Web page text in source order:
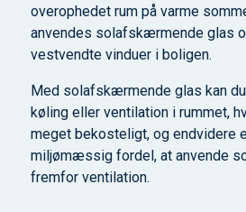
overophedet rum på varme
anvendes solafskærmende glas
vestvendte vinduer i boligen.
Med solafskærmende glas kan
køling eller ventilation i rummet,
meget bekosteligt, og endvidere
miljømæssig fordel, at anvende
fremfor ventilation.